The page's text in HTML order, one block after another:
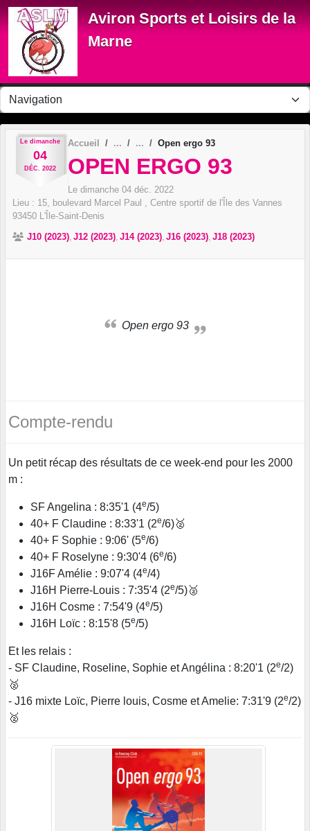
Aviron Sports et Loisirs de la
Marne
Le dimanche
04
DÉC. 2022
Accueil Open ergo 93
OPEN ERGO 93
Le dimanche 04 déc.
2022
Lieu : 15, boulevard Marcel Paul , Centre sportif de l'Île des Vannes
93450 L'Île-Saint-Denis
J10 (2023) J12 (2023) J14 (2023) J16 (2023) J18 (2023)
Open ergo 93
Compte-rendu
Un petit récap des résultats de ce week-end pour les 2000
m :
SF Angelina : 8:35'1 (4e/5)
40+ F Claudine : 8:33'1 (2e/6)🥈
40+ F Sophie : 9:06' (5e/6)
40+ F Roselyne : 9:30'4 (6e/6)
J16F Amélie : 9:07'4 (4e/4)
J16H Pierre-Louis : 7:35'4 (2e/5)🥈
J16H Cosme : 7:54'9 (4e/5)
J16H Loïc : 8:15'8 (5e/5)
Et les relais :
- SF Claudine, Roseline, Sophie et Angélina : 8:20'1 (2e/2)
🥈
- J16 mixte Loïc, Pierre louis, Cosme et Amelie: 7:31'9 (2e/2)
🥈
Panneau de gestion des cookies